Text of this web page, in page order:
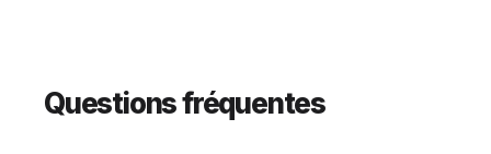
Questions fréquentes